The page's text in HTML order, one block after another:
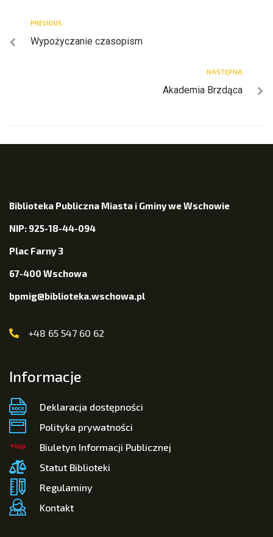
PREVIOUS
Wypożyczanie czasopism
NASTĘPNA
Akademia Brzdąca
Biblioteka Publiczna Miasta i Gminy we Wschowie
NIP: 925-18-44-094
Plac Farny 3
67-400 Wschowa
bpmig@biblioteka.wschowa.pl
+48 65 547 60 62
Informacje
Deklaracja dostępności
Polityka prywatności
Biuletyn Informacji Publicznej
Statut Biblioteki
Regulaminy
Kontakt